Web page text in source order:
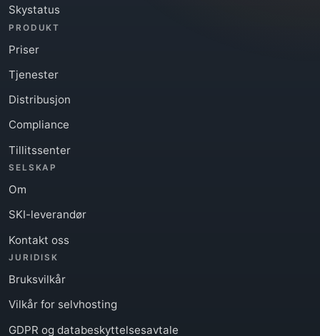
Skystatus
PRODUKT
Priser
Tjenester
Distribusjon
Compliance
Tillitssenter
SELSKAP
Om
SKI-leverandør
Kontakt oss
JURIDISK
Bruksvilkår
Vilkår for selvhosting
GDPR og databeskyttelsesavtale